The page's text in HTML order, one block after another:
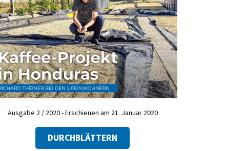
Ausgabe 2 / 2020 - Erschienen am 21. Januar 2020
DURCHBLÄTTERN